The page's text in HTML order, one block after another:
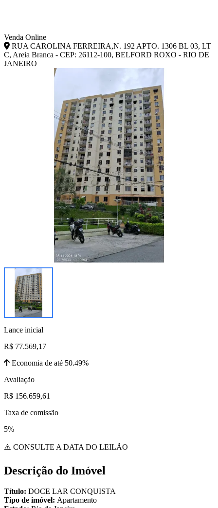
Venda Online
RUA CAROLINA FERREIRA,N. 192 APTO. 1306 BL 03, LT
C, Areia Branca - CEP: 26112-100, BELFORD ROXO - RIO DE
JANEIRO
Lance inicial
R$ 77.569,17
Economia de até 50.49%
Avaliação
R$ 156.659,61
Taxa de comissão
5%
⚠️ CONSULTE A DATA DO LEILÃO
Descrição do Imóvel
Título: DOCE LAR CONQUISTA
Tipo de imóvel: Apartamento